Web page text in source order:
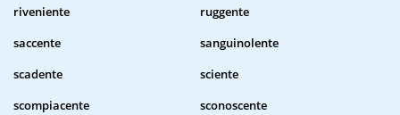
riveniente
ruggente
saccente
sanguinolente
scadente
sciente
scompiacente
sconoscente